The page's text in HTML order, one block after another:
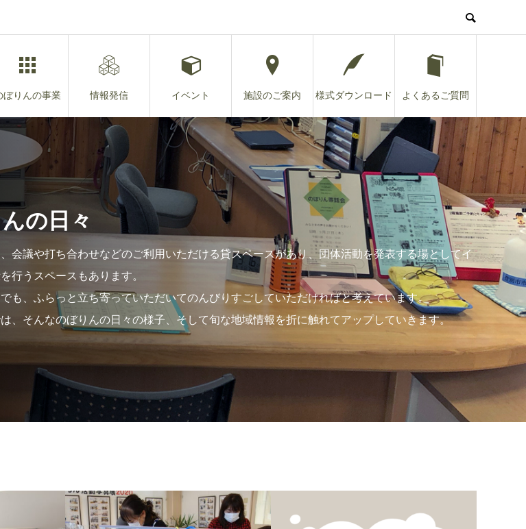
ぼりんの事業 情報発信 イベント 施設のご案内 様式ダウンロード よくあるご質問
の日々
会議や打ち合わせなどのご利用いただける貸スペースがあり、団体活動を発表する場としてイ
行うスペースもあります。
も、ふらっと立ち寄っていただいてのんびりすごしていただければと考えています。
、そんなのぼりんの日々の様子、そして旬な地域情報を折に触れてアップしていきます。